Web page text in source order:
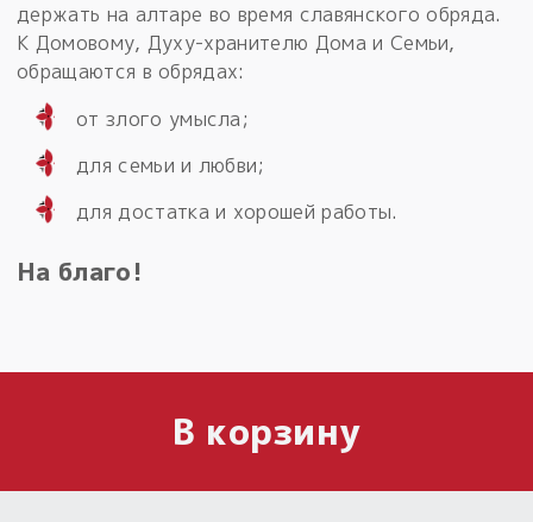
держать на алтаре во время славянского обряда.
К Домовому, Духу-хранителю Дома и Семьи,
обращаются в обрядах:
от злого умысла;
для семьи и любви;
для достатка и хорошей работы.
На благо!
В корзину